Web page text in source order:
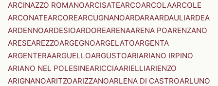
ARCINAZZO ROMANOARCISATEARCOARCOLAARCOLE
ARCONATEARCOREARCUGNANOARDARAARDAULIARDEA
ARDENNOARDESIOARDOREARENAARENA POARENZANO
ARESEAREZZOARGEGNOARGELATOARGENTA
ARGENTERAARGUELLOARGUSTOARIARIANO IRPINO
ARIANO NEL POLESINEARICCIAARIELLIARIENZO
ARIGNANOARITZOARIZZANOARLENA DI CASTROARLUNO